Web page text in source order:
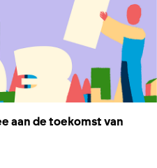
aan de toekomst van